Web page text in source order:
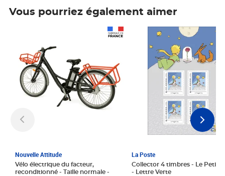
Vous pourriez également aimer
Nouvelle Attitude
Vélo électrique du facteur,
reconditionné - Taille normale -
La Poste
Collector 4 timbres - Le Petit
- Lettre Verte
Prix 6,25€ HT